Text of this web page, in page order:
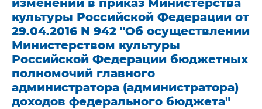
изменений в приказ Министерства
культуры Российской Федерации от
29.04.2016 N 942 "Об осуществлении
Министерством культуры
Российской Федерации бюджетных
полномочий главного
администратора (администратора)
доходов федерального бюджета"